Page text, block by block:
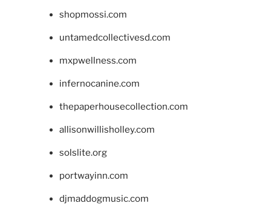
shopmossi.com
untamedcollectivesd.com
mxpwellness.com
infernocanine.com
thepaperhousecollection.com
allisonwillisholley.com
solslite.org
portwayinn.com
djmaddogmusic.com